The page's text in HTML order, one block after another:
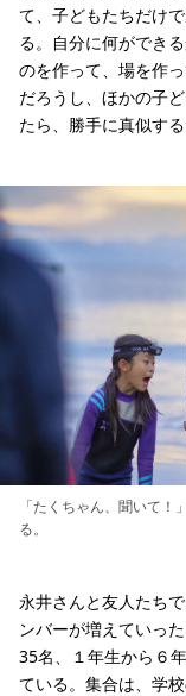
て、子どもたちだけ
る。自分に何ができ
のを作って、場を作
だろうし、ほかの子
たら、勝手に真似す
「たくちゃん、聞いて
る。
永井さんと友人たち
ンバーが増えていっ
35名、１年生から６
ている。集合は、学